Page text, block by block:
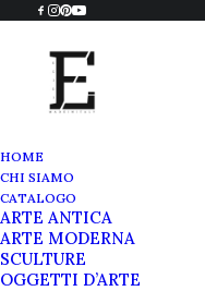
HOME
CHI SIAMO
CATALOGO
ARTE ANTICA
ARTE MODERNA
SCULTURE
OGGETTI D’ARTE
Contatti